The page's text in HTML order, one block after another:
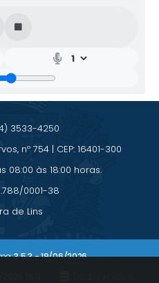
3533-4250
nº 754 | CEP: 16401-300
08:00 às 18:00 horas.
0001-38
de Lins
3.5.3 - 19/06/2026